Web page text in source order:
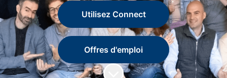
Utilisez Connect
Offres d'emploi
Faire défiler jusqu'au contenu